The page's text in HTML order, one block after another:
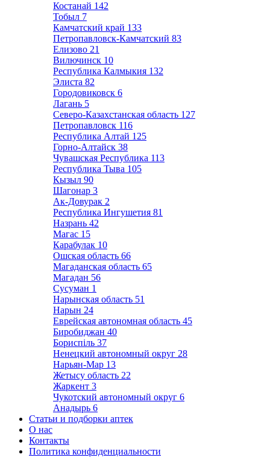
Костанай 142
Тобыл 7
Камчатский край 133
Петропавловск-Камчатский 83
Елизово 21
Вилючинск 10
Республика Калмыкия 132
Элиста 82
Городовиковск 6
Лагань 5
Северо-Казахстанская область 127
Петропавловск 116
Республика Алтай 125
Горно-Алтайск 38
Чувашская Республика 113
Республика Тыва 105
Кызыл 90
Шагонар 3
Ак-Довурак 2
Республика Ингушетия 81
Назрань 42
Магас 15
Карабулак 10
Ошская область 66
Магаданская область 65
Магадан 56
Сусуман 1
Нарынская область 51
Нарын 24
Еврейская автономная область 45
Биробиджан 40
Бориспіль 37
Ненецкий автономный округ 28
Нарьян-Мар 13
Жетысу область 22
Жаркент 3
Чукотский автономный округ 6
Анадырь 6
Статьи и подборки аптек
О нас
Контакты
Политика конфиденциальности